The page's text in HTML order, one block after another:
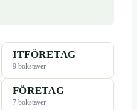
ITFÖRETAG
9 bokstäver
FÖRETAG
7 bokstäver